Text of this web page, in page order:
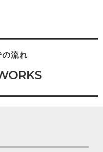
の流れ